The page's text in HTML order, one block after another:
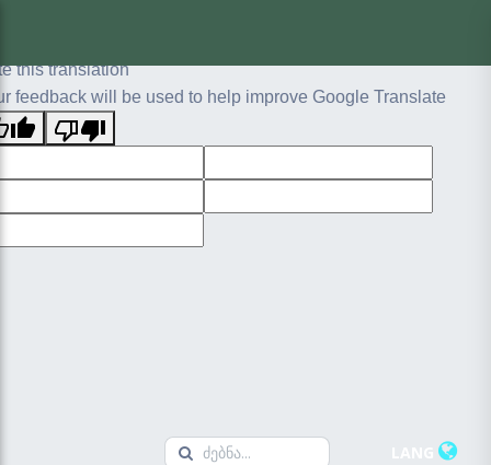
this translation
feedback will be used to help improve Google Translate